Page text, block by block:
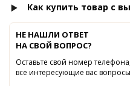
Как купить товар с
НЕ НАШЛИ ОТВЕТ
НА СВОЙ ВОПРОС?
Оставьте свой номер
все интересующие вас вопросы